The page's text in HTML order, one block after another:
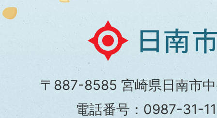
日
南
市
役
〒887-8585 宮崎県日南市
電話番号：0987-31-